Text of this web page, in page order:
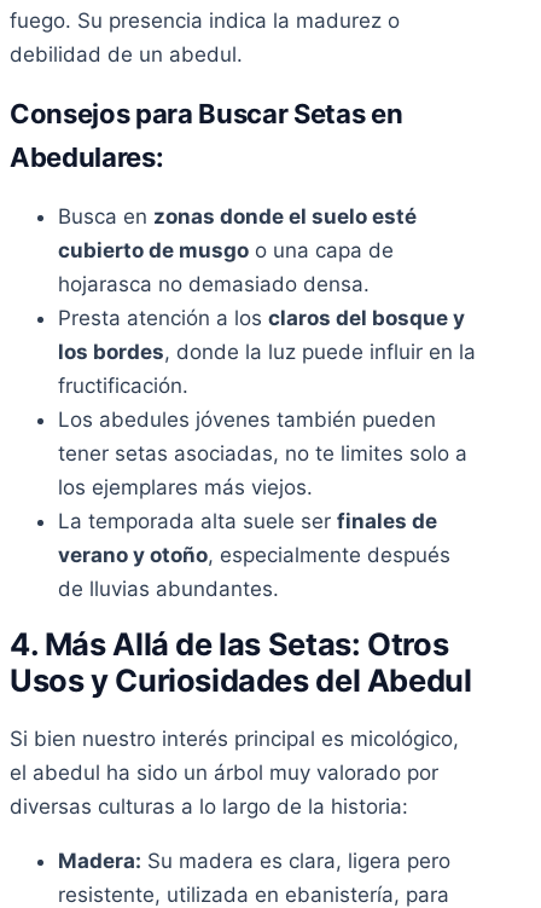
fuego. Su presencia indica la madurez o
debilidad de un abedul.
Consejos para Buscar Setas en
Abedulares:
Busca en zonas donde el suelo esté
cubierto de musgo o una capa de
hojarasca no demasiado densa.
Presta atención a los claros del bosque y
los bordes, donde la luz puede influir en la
fructificación.
Los abedules jóvenes también pueden
tener setas asociadas, no te limites solo a
los ejemplares más viejos.
La temporada alta suele ser finales de
verano y otoño, especialmente después
de lluvias abundantes.
4. Más Allá de las Setas: Otros
Usos y Curiosidades del Abedul
Si bien nuestro interés principal es micológico,
el abedul ha sido un árbol muy valorado por
diversas culturas a lo largo de la historia:
Madera: Su madera es clara, ligera pero
resistente, utilizada en ebanistería, para